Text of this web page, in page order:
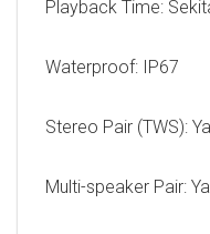
Playback Time:
Waterproof: IP67
Stereo Pair (TWS): Ya
Multi-speaker Pair: